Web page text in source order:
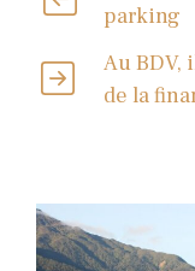
parking
Au BDV,
de la